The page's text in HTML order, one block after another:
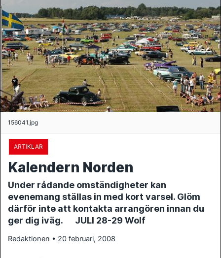
156041.jpg
ARTIKLAR
Kalendern Norden
Under rådande omständigheter kan
evenemang ställas in med kort varsel. Glöm
därför inte att kontakta arrangören innan du
ger dig iväg. JULI 28-29 Wolf
Redaktionen • 20 februari, 2008